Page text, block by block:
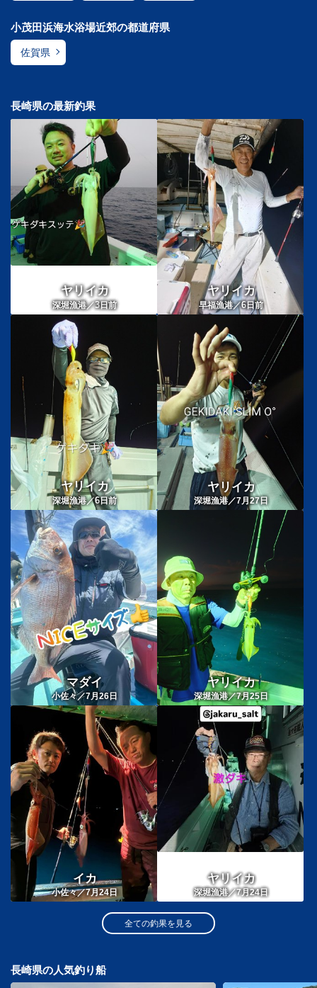
小茂田浜海水浴場近郊の都道府県
佐賀県
長崎県の最新釣果
ヤリイカ
深堀漁港／3日前
ヤリイカ
早福漁港／6日前
ヤリイカ
深堀漁港／6日前
ヤリイカ
深堀漁港／7月27日
マダイ
小佐々／7月26日
ヤリイカ
深堀漁港／7月25日
イカ
小佐々／7月24日
ヤリイカ
深堀漁港／7月24日
全ての釣果を見る
長崎県の人気釣り船